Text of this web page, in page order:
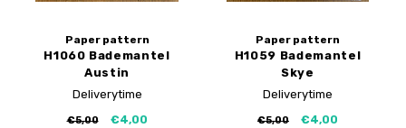
Paper pattern
H1060 Bademantel
Austin
Papierschnittmuster
Deliverytime
€5,00 €4,00
Paper pattern
H1059 Bademantel
Skye
Papierschnittmuster
Deliverytime
€5,00 €4,00